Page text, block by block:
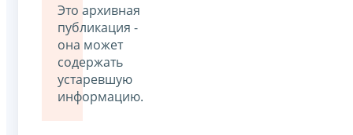
Это архивная
публикация -
она может
содержать
устаревшую
информацию.